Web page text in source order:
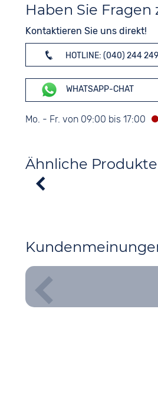
Haben Sie
Kontaktieren Sie uns direkt!
HOTLINE: (040) 244
WHATSAPP-CHAT
Mo. - Fr. von 09:00 bis 17:00
Ähnliche Produkte